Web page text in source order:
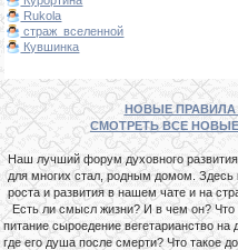
Rukola
страж_вселенной
Кувшинка
НОВЫЕ
СМОТРЕТЬ ВСЕ
Наш лучший форум духовного
для многих стал, родным домом. Здесь
роста и развития в нашем чате и на
Есть ли смысл жизни? И в чем он? Что
питание сыроедение вегетарианство
где его душа после смерти? Что такое